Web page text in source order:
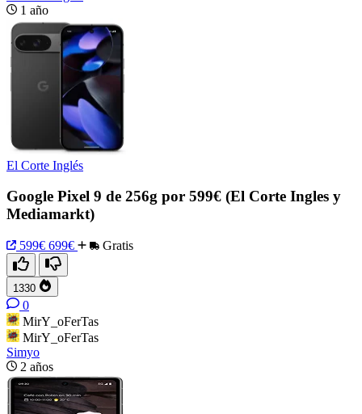
1 año
El Corte Inglés
Google Pixel 9 de 256g por 599€ (El Corte Ingles y
Mediamarkt)
599€ 699€ Gratis
1330
0
MirY_oFerTas
MirY_oFerTas
Simyo
2 años